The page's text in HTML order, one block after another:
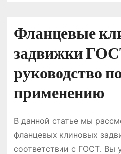
Фланцевые
задвижки
руководство
применению
В данной статье мы
фланцевых клиновых
соответствии с ГОСТ․ Вы